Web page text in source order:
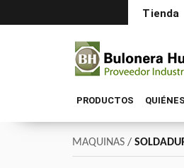
Tienda
PRODUCTOS
MAQUINAS /